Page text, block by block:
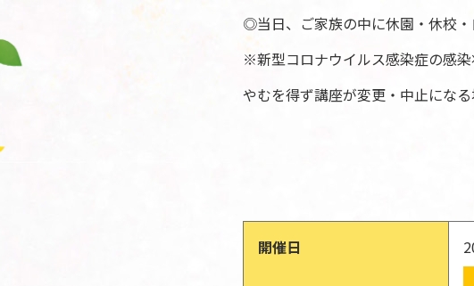
◎当日、ご家族の中に休園・休校・
※新型コロナウイルス感染症の感染
やむを得ず講座が変更・中止にな
開催日